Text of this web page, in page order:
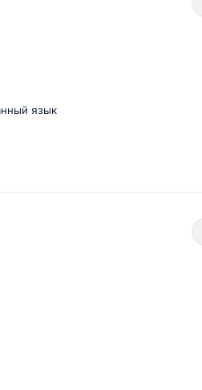
язык